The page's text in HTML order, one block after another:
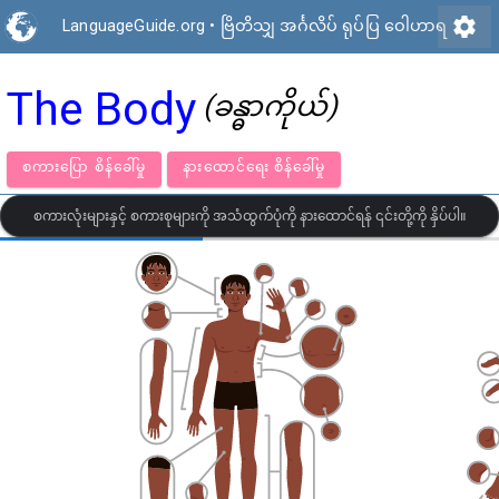
LanguageGuide.org • ဗြိတိသျှ အင်္ဂလိပ် ရုပ်ပြ ဝေါဟာရ settings
The Body (ခန္ဓာကိုယ်)
စကားပြော စိန်ခေါ်မှု နားထောင်ရေး စိန်ခေါ်မှု
စကားလုံးများနှင့် စကားစုများကို အသံထွက်ပုံကို နားထောင်ရန် ၎င်းတို့ကို နှိပ်ပါ။